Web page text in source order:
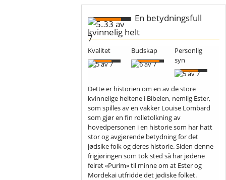
En betydningsfull
kvinnelig helt
Kvalitet Budskap
Personlig
syn
Dette er historien om en av de store
kvinnelige heltene i Bibelen, nemlig Ester,
som spilles av en vakker Louise Lombard
som gjør en fin rolletolkning av
hovedpersonen i en historie som har hatt
stor og avgjørende betydning for det
jødsike folk og deres historie. Siden denne
frigjøringen som tok sted så har jødene
feiret «Purim» til minne om at Ester og
Mordekai utfridde det jødiske folket.